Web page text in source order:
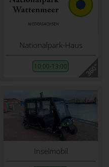
Nationalpark-Haus
10:00-13:00
Inselmobil